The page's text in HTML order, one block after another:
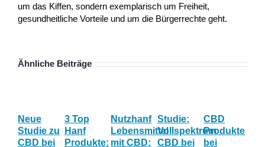
um das Kiffen, sondern exemplarisch um Freiheit,
gesundheitliche Vorteile und um die Bürgerrechte geht.
Ähnliche Beiträge
Neue
Studie zu
CBD bei
3 Top
Hanf
Produkte:
Nutzhanf
Lebensmittel
mit CBD:
Studie:
Vollspektrum
CBD bei
CBD
Produkte
bei